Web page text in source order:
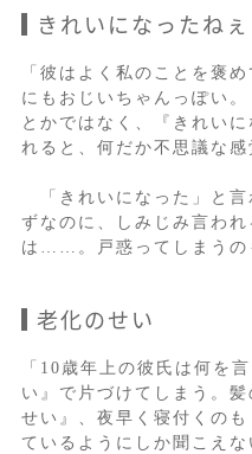
きれいになったねぇ
「彼はよく私のことを褒
にもおじいちゃんっぽい
とかではなく、『きれい
れると、何だか不思議な
「きれいになった」と言
ずなのに、しみじみ言わ
は……。戸惑ってしまうの
老化のせい
「10歳年上の彼氏は何を
い』で片づけてしまう。
せい』、夜早く寝付くの
ているようにしか聞こえな